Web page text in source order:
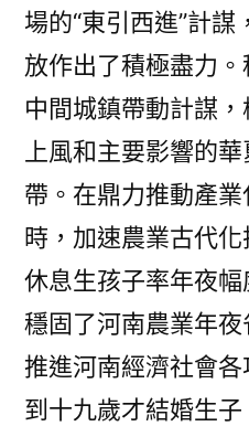
場的“東引西進”計
放作出了積極盡力。
中間城鎮帶動計謀
上風和主要影響的
帶。在鼎力推動產
時，加速農業古代
休息生孩子率年夜
穩固了河南農業年夜
推進河南經濟社會
到十九歲才結婚生